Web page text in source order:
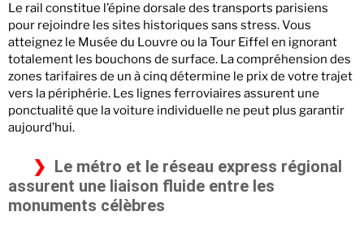
Le rail constitue l’épine dorsale des transports parisiens
pour rejoindre les sites historiques sans stress. Vous
atteignez le Musée du Louvre ou la Tour Eiffel en ignorant
totalement les bouchons de surface. La compréhension des
zones tarifaires de un à cinq détermine le prix de votre trajet
vers la périphérie. Les lignes ferroviaires assurent une
ponctualité que la voiture individuelle ne peut plus garantir
aujourd’hui.
Le métro et le réseau express régional
assurent une liaison fluide entre les
monuments célèbres